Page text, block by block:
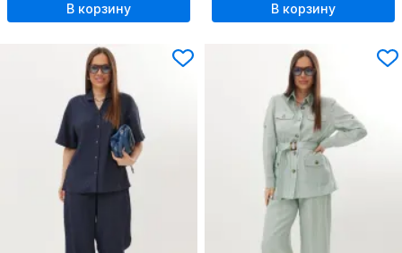
В корзину В корзину